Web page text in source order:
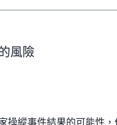
風險
操縱事件結果的可能性，